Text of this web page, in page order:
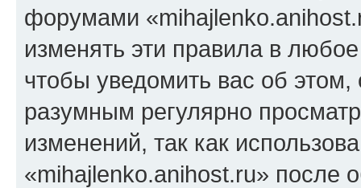
форумами
изменять эти правила в
чтобы уведомить вас об
разумным регулярно
изменений, так как
«mihajlenko.anihost.ru» после